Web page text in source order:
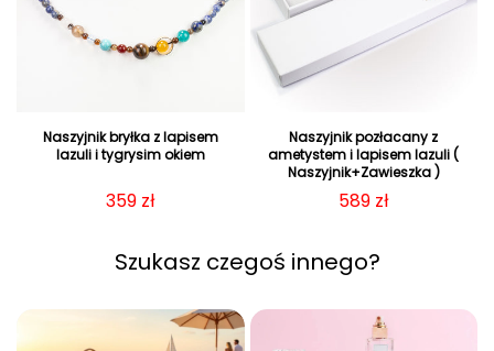
Naszyjnik bryłka z lapisem
lazuli i tygrysim okiem
Cena regularna
359 zł
Naszyjnik pozłacany z
ametystem i lapisem lazuli (
Naszyjnik+Zawieszka )
Cena regularna
589 zł
Szukasz czegoś innego?